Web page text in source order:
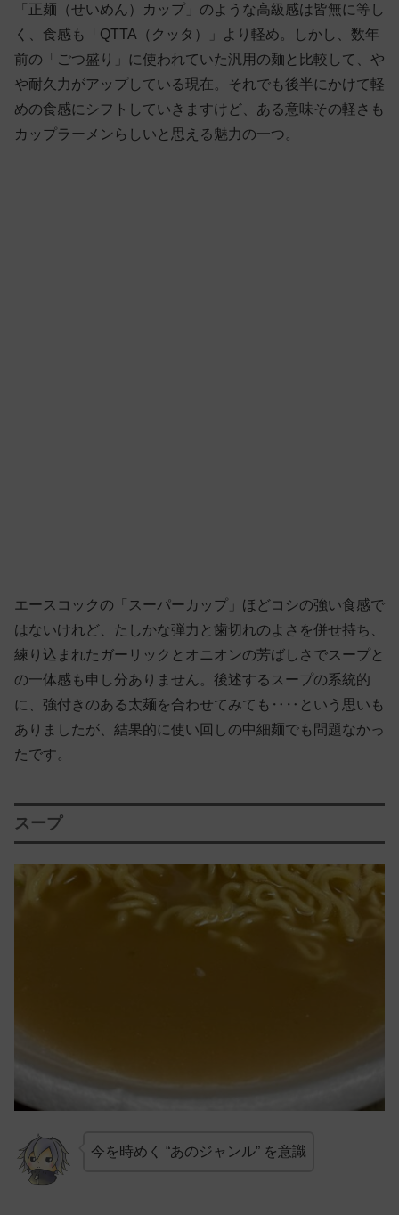
「正麺（せいめん）カップ」のような高級感は皆無に等し
く、食感も「QTTA（クッタ）」より軽め。しかし、数年
前の「ごつ盛り」に使われていた汎用の麺と比較して、や
や耐久力がアップしている現在。それでも後半にかけて軽
めの食感にシフトしていきますけど、ある意味その軽さも
カップラーメンらしいと思える魅力の一つ。
エースコックの「スーパーカップ」ほどコシの強い食感で
はないけれど、たしかな弾力と歯切れのよさを併せ持ち、
練り込まれたガーリックとオニオンの芳ばしさでスープと
の一体感も申し分ありません。後述するスープの系統的
に、強付きのある太麺を合わせてみても‥‥という思いも
ありましたが、結果的に使い回しの中細麺でも問題なかっ
たです。
スープ
今を時めく “あのジャンル” を意識